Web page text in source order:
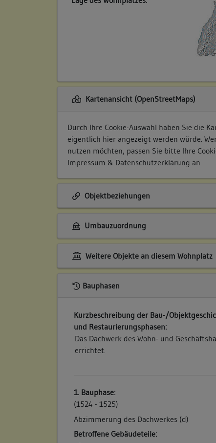
Kartenansicht (OpenStreetMaps)
Durch Ihre Cookie-Auswahl haben Sie die
eigentlich hier angezeigt werden würde.
nutzen möchten, passen Sie bitte Ihre
Impressum & Datenschutzerklärung an.
Objektbeziehungen
Umbauzuordnung
Weitere Objekte an diesem Wohnplatz
Bauphasen
Kurzbeschreibung der Bau-/
und Restaurierungsphasen:
Das Dachwerk des Wohn- und
errichtet.
1. Bauphase:
(1524 - 1525)
Abzimmerung des Dachwerkes (d)
Betroffene Gebäudeteile: